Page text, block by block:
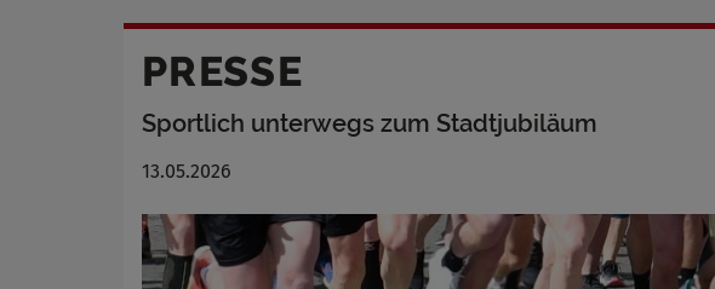
PRESSE
Sportlich unterwegs zum Stadtjubiläum
13.05.2026